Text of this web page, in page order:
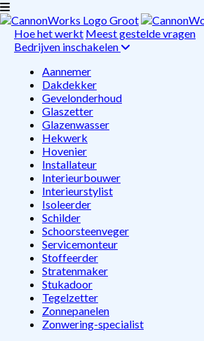
Hoe het werkt Meest gestelde vragen
Bedrijven inschakelen
Aannemer
Dakdekker
Gevelonderhoud
Glaszetter
Glazenwasser
Hekwerk
Hovenier
Installateur
Interieurbouwer
Interieurstylist
Isoleerder
Schilder
Schoorsteenveger
Servicemonteur
Stoffeerder
Stratenmaker
Stukadoor
Tegelzetter
Zonnepanelen
Zonwering-specialist